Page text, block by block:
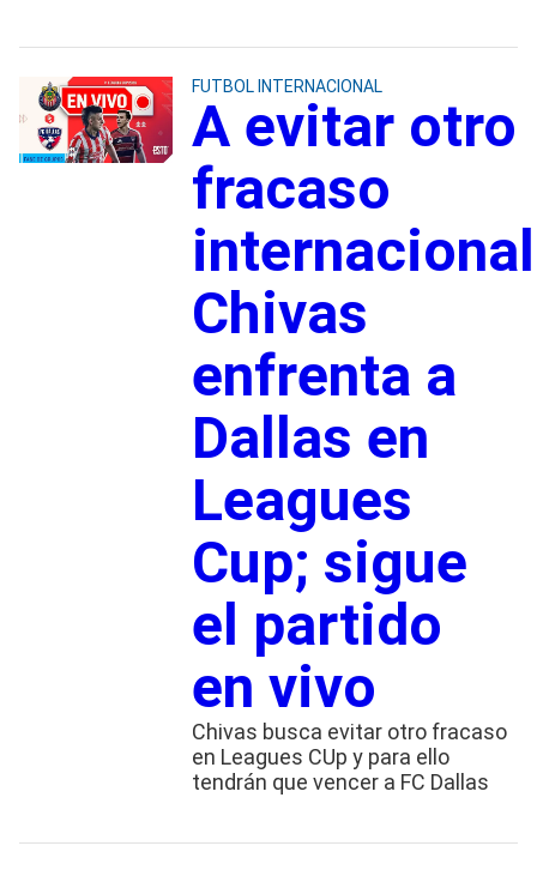
FUTBOL INTERNACIONAL
A evitar otro
fracaso
Chivas
enfrenta a
Dallas en
Leagues
Cup; sigue
el partido
en vivo
Chivas busca evitar otro fracaso
en Leagues CUp y para ello
tendrán que vencer a FC Dallas